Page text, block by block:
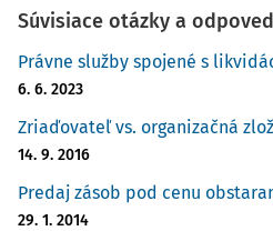
Súvisiace otázky a
Právne služby spojené s
6. 6. 2023
Zriaďovateľ vs. organizačná
14. 9. 2016
Predaj zásob pod cenu
29. 1. 2014